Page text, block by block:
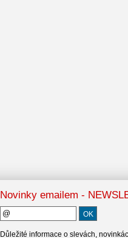
Novinky emailem -
Důležité informace o slevách,